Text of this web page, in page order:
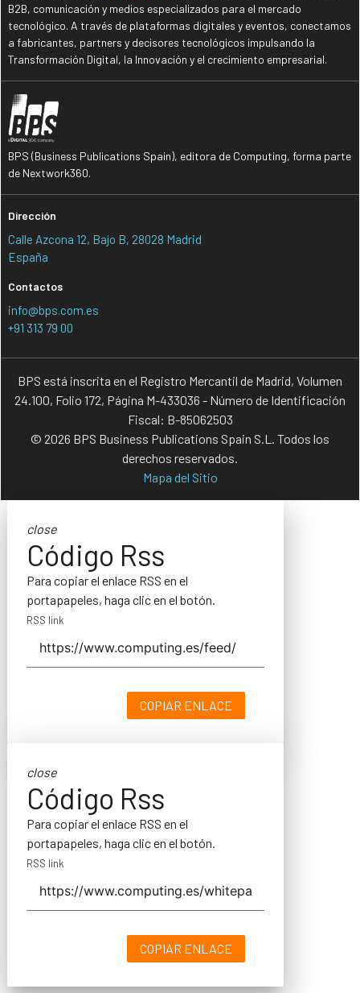
B2B, comunicación y medios especializados para el mercado
tecnológico. A través de plataformas digitales y eventos, conectamos
a fabricantes, partners y decisores tecnológicos impulsando la
Transformación Digital, la Innovación y el crecimiento empresarial.
BPS (Business Publications Spain), editora de Computing, forma parte
de Nextwork360.
Dirección
Calle Azcona 12, Bajo B, 28028 Madrid
España
Contactos
info@bps.com.es
+91 313 79 00
BPS está inscrita en el Registro Mercantil de Madrid, Volumen
24.100, Folio 172, Página M-433036 - Número de Identificación
Fiscal: B-85062503
© 2026 BPS Business Publications Spain S.L. Todos los
derechos reservados.
Mapa del Sitio
close
Código Rss
Para copiar el enlace RSS en el
portapapeles, haga clic en el botón.
RSS link
COPIAR ENLACE
close
Código Rss
Para copiar el enlace RSS en el
portapapeles, haga clic en el botón.
RSS link
COPIAR ENLACE